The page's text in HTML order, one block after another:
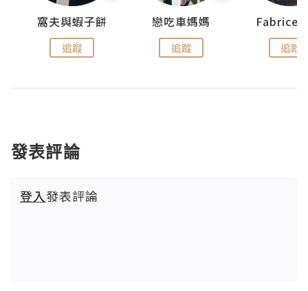
窩夫與蝦子餅
追蹤
戀吃車媽媽
追蹤
Fabrice
追蹤
發表評論
登入發表評論